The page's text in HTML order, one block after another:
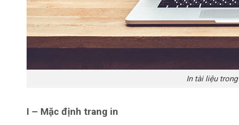
In tài liệu trong
I – Mặc định trang in